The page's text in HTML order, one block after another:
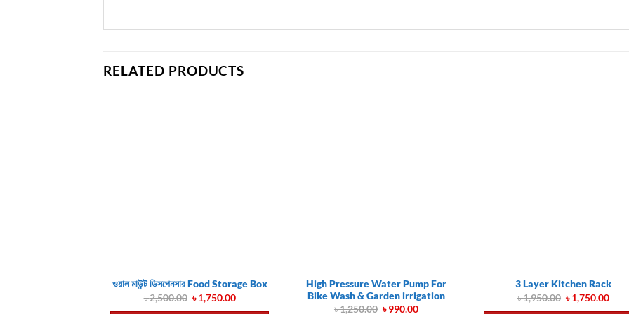
RELATED PRODUCTS
ওয়াল মাউন্ট ডিসপেনসার Food Storage Box
৳2,500.00 Original
price
৳1,750.00Current
High Pressure Water Pump For
Bike Wash & Garden irrigation
৳1,250.00 Original
৳990.00Current
3 Layer Kitchen Rack
৳1,950.00 Original
price
৳1,750.00